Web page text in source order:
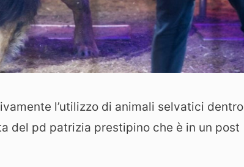
l’utilizzo di animali selvatici dentro
del pd patrizia prestipino che è in un post